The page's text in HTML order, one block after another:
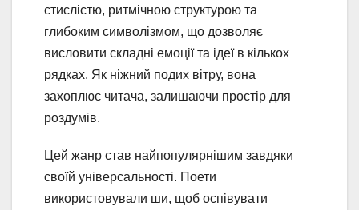
стислістю, ритмічною структурою та
глибоким символізмом, що дозволяє
висловити складні емоції та ідеї в кількох
рядках. Як ніжний подих вітру, вона
захоплює читача, залишаючи простір для
роздумів.
Цей жанр став найпопулярнішим завдяки
своїй універсальності. Поети
використовували ши, щоб оспівувати